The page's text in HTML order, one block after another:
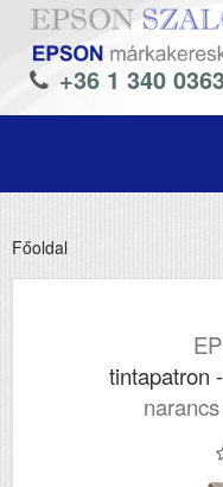
+36 1 340
Főoldal
tintapatron